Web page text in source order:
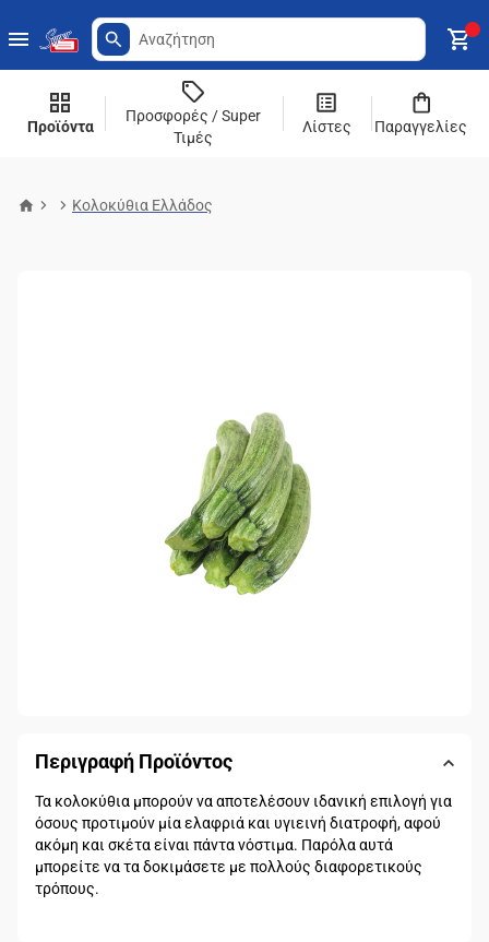
Προϊόντα
Προσφορές / Super
Τιμές
Λίστες Παραγγελίες
Κολοκύθια Ελλάδος
Περιγραφή Προϊόντος
Τα κολοκύθια μπορούν να αποτελέσουν ιδανική επιλογή για
όσους προτιμούν μία ελαφριά και υγιεινή διατροφή, αφού
ακόμη και σκέτα είναι πάντα νόστιμα. Παρόλα αυτά
μπορείτε να τα δοκιμάσετε με πολλούς διαφορετικούς
τρόπους.